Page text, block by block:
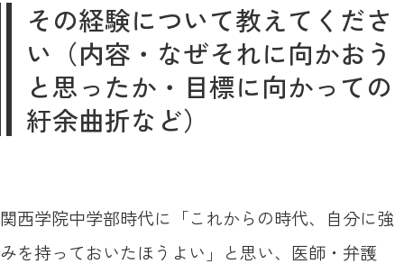
その経験について教えてくださ
い（内容・なぜそれに向かおう
と思ったか・目標に向かっての
紆余曲折など）
関西学院中学部時代に「これからの時代、自分に強
みを持っておいたほうよい」と思い、医師・弁護